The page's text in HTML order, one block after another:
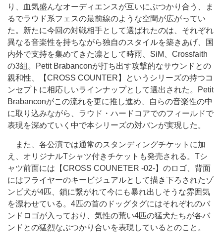
り、血気盛んなオーディエンスが互いにぶつかり合う、ま
るでラウド系フェスの最前線のような空間が広がってい
た。新たに今回の対戦相手として選ばれたのは、それぞれ
異なる音楽性を持ちながら独自のスタイルを築きあげ、国
内外で支持を集めてきた凛として時雨、SiM、Crossfaith
の3組。Petit Brabanconが打ち出す攻撃的なサウンドとの
親和性、【CROSS COUNTER】というシリーズの持つコ
ンセプトに相応しいラインナップとして選出された。Petit
Brabanconがこの流れを更に推し進め、自らの音楽性の中
に取り込みながら、ラウド・ハードコアでのフィールドで
表現を深めていく中で本シリーズの対バンが実現した。
また、各公演では通常のスタンディングチケットに加
え、オリジナルTシャツ付きチケットも発売される。Tシ
ャツ前面には【CROSS COUNETER -02-】のロゴ、背面
にはフライヤーのキービジュアルとして描き下ろされたゾ
ンビ犬が4匹、鎖に繋がれて今にも暴れ出しそうな雰囲気
を漂わせている。4匹の首のドッグタグにはそれぞれのバ
ンドロゴが入っており、気性の荒い4匹の猛犬たちが各バ
ンドとの猛烈なぶつかり合いを表現しているとのこと。